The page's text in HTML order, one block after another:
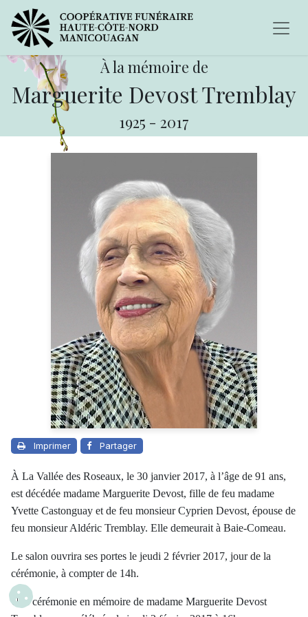
À la mémoire de
Marguerite Devost Tremblay
1925 - 2017
Imprimer Partager
À La Vallée des Roseaux, le 30 janvier 2017, à l’âge de 91 ans,
est décédée madame Marguerite Devost, fille de feu madame
Yvette Castonguay et de feu monsieur Cyprien Devost, épouse de
feu monsieur Aldéric Tremblay. Elle demeurait à Baie-Comeau.
Le salon ouvrira ses portes le jeudi 2 février 2017, jour de la
cérémonie, à compter de 14h.
Une cérémonie en mémoire de madame Marguerite Devost